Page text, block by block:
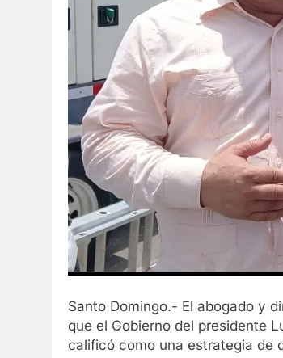
Santo Domingo.- El abogado y
que el Gobierno del presidente
calificó como una estrategia de